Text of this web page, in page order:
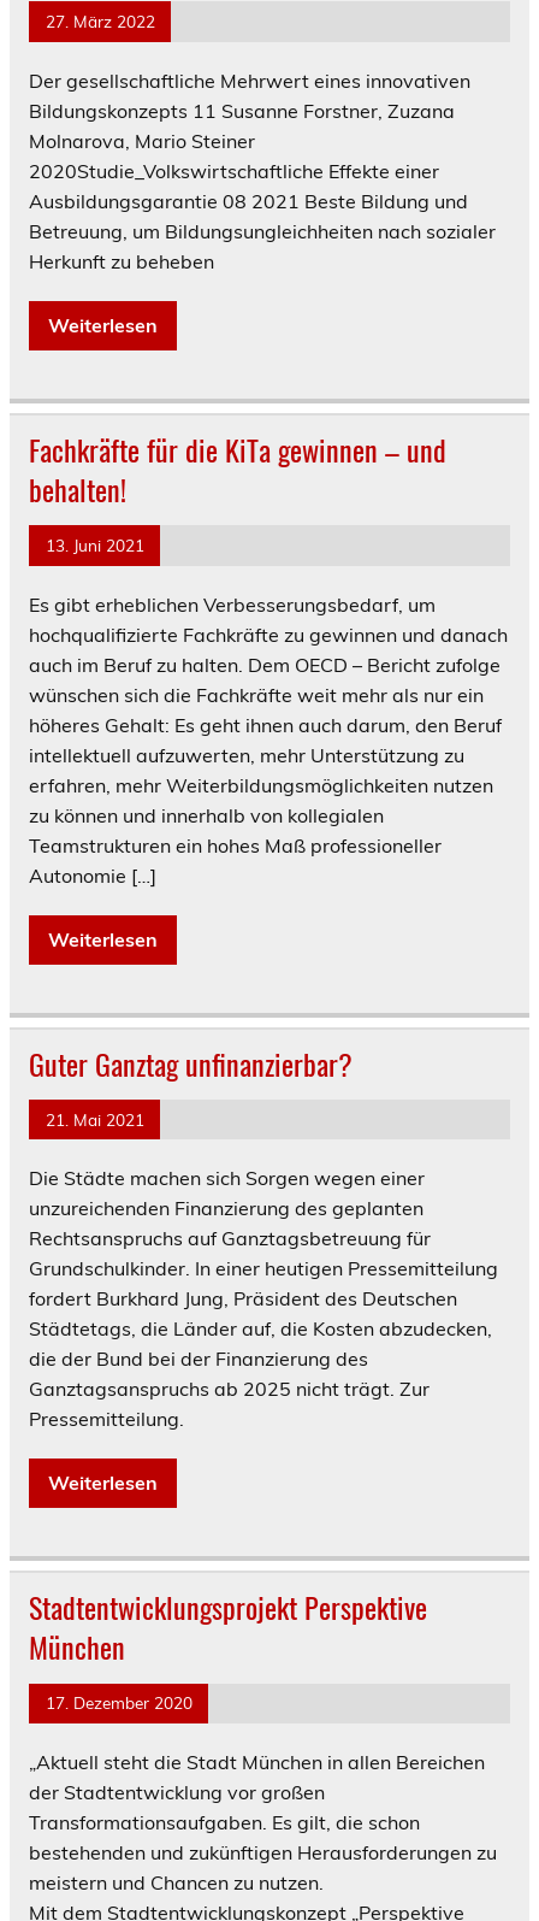
27. März 2022
Der gesellschaftliche Mehrwert eines innovativen
Bildungskonzepts 11 Susanne Forstner, Zuzana
Molnarova, Mario Steiner
2020Studie_Volkswirtschaftliche Effekte einer
Ausbildungsgarantie 08 2021 Beste Bildung und
Betreuung, um Bildungsungleichheiten nach sozialer
Herkunft zu beheben
Weiterlesen
Fachkräfte für die KiTa gewinnen – und
behalten!
13. Juni 2021
Es gibt erheblichen Verbesserungsbedarf, um
hochqualifizierte Fachkräfte zu gewinnen und danach
auch im Beruf zu halten. Dem OECD – Bericht zufolge
wünschen sich die Fachkräfte weit mehr als nur ein
höheres Gehalt: Es geht ihnen auch darum, den Beruf
intellektuell aufzuwerten, mehr Unterstützung zu
erfahren, mehr Weiterbildungsmöglichkeiten nutzen
zu können und innerhalb von kollegialen
Teamstrukturen ein hohes Maß professioneller
Autonomie […]
Weiterlesen
Guter Ganztag unfinanzierbar?
21. Mai 2021
Die Städte machen sich Sorgen wegen einer
unzureichenden Finanzierung des geplanten
Rechtsanspruchs auf Ganztagsbetreuung für
Grundschulkinder. In einer heutigen Pressemitteilung
fordert Burkhard Jung, Präsident des Deutschen
Städtetags, die Länder auf, die Kosten abzudecken,
die der Bund bei der Finanzierung des
Ganztagsanspruchs ab 2025 nicht trägt. Zur
Pressemitteilung.
Weiterlesen
Stadtentwicklungsprojekt Perspektive
München
17. Dezember 2020
„Aktuell steht die Stadt München in allen Bereichen
der Stadtentwicklung vor großen
Transformationsaufgaben. Es gilt, die schon
bestehenden und zukünftigen Herausforderungen zu
meistern und Chancen zu nutzen.
Mit dem Stadtentwicklungskonzept „Perspektive